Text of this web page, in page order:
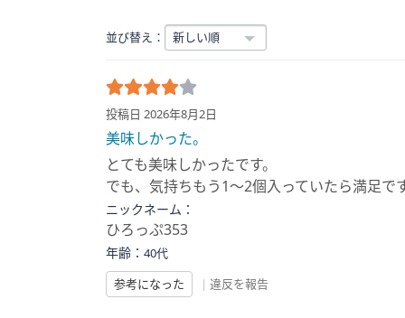
並び替え：
投稿日 2026年8月2日
美味しかった。
とても美味しかったです。
でも、気持ちもう1〜2個入っていたら満足で
ニックネーム：
ひろっぷ353
年齢： 40代
参考になった
| 違反を報告